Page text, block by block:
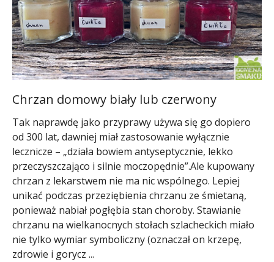
Chrzan domowy biały lub czerwony
Tak naprawdę jako przyprawy używa się go dopiero
od 300 lat, dawniej miał zastosowanie wyłącznie
lecznicze – „działa bowiem antyseptycznie, lekko
przeczyszczająco i silnie moczopędnie”.Ale kupowany
chrzan z lekarstwem nie ma nic wspólnego. Lepiej
unikać podczas przeziębienia chrzanu ze śmietaną,
ponieważ nabiał pogłębia stan choroby. Stawianie
chrzanu na wielkanocnych stołach szlacheckich miało
nie tylko wymiar symboliczny (oznaczał on krzepę,
zdrowie i gorycz ...